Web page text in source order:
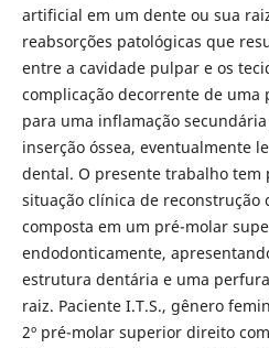
artificial em um dente ou sua
reabsorções patológicas que
entre a cavidade pulpar e os
complicação decorrente de uma
para uma inflamação
inserção óssea, eventualmente
dental. O presente trabalho tem
situação clínica de reconstrução
composta em um pré-molar
endodonticamente,
estrutura dentária e uma
raiz. Paciente I.T.S., gênero
2º pré-molar superior direito